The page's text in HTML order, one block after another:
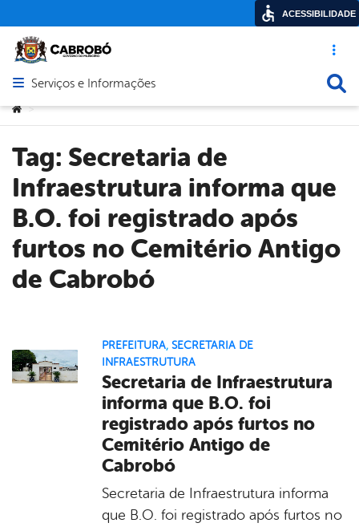
Acesso
Abrir menu principal de navegação
Serviços e Informações
Você está aqui:
>
Tag: Secretaria de
Infraestrutura informa que
B.O. foi registrado após
furtos no Cemitério Antigo
de Cabrobó
PREFEITURA, SECRETARIA DE
INFRAESTRUTURA
Secretaria de Infraestrutura
informa que B.O. foi
registrado após furtos no
Cemitério Antigo de
Cabrobó
Secretaria de Infraestrutura informa
que B.O. foi registrado após furtos no
ACESSIBILIDADE